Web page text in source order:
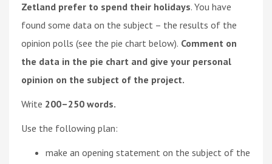
Zetland prefer to spend their holidays. You have
found some data on the subject – the results of the
opinion polls (see the pie chart below). Comment on
the data in the pie chart and give your personal
opinion on the subject of the project.
Write 200–250 words.
Use the following plan:
make an opening statement on the subject of the